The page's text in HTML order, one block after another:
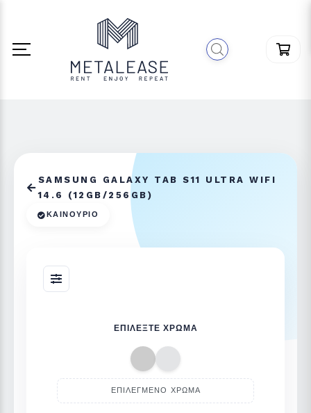
SAMSUNG GALAXY TAB S11 ULTRA WIFI
14.6 (12GB/256GB)
ΚΑΙΝΟΎΡΙΟ
ΕΠΙΛΈΞΤΕ ΧΡΏΜΑ
ΕΠΙΛΕΓΜΈΝΟ ΧΡΏΜΑ